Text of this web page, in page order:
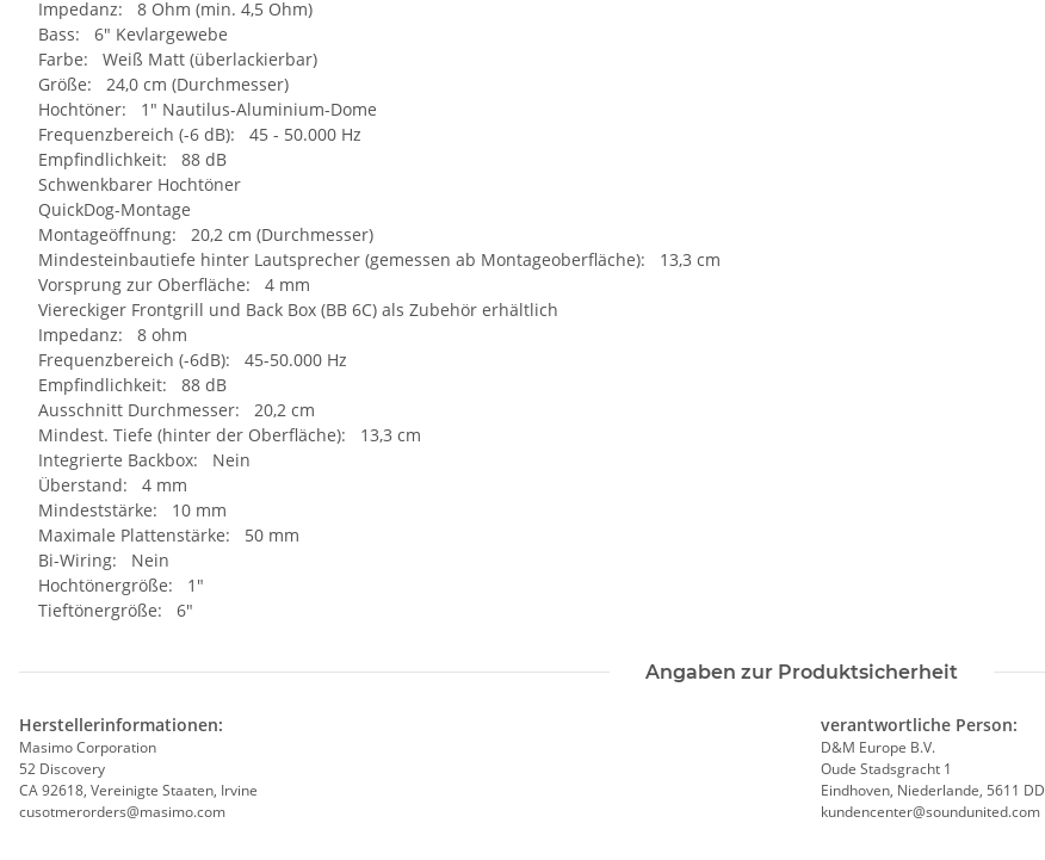
Impedanz: 8 Ohm (min. 4,5 Ohm)
Bass: 6" Kevlargewebe
Farbe: Weiß Matt (überlackierbar)
Größe: 24,0 cm (Durchmesser)
Hochtöner: 1" Nautilus-Aluminium-Dome
Frequenzbereich (-6 dB): 45 - 50.000 Hz
Empfindlichkeit: 88 dB
Schwenkbarer Hochtöner
QuickDog-Montage
Montageöffnung: 20,2 cm (Durchmesser)
Mindesteinbautiefe hinter Lautsprecher (gemessen ab Montageoberfläche): 13,3 cm
Vorsprung zur Oberfläche: 4 mm
Viereckiger Frontgrill und Back Box (BB 6C) als Zubehör erhältlich
Impedanz: 8 ohm
Frequenzbereich (-6dB): 45-50.000 Hz
Empfindlichkeit: 88 dB
Ausschnitt Durchmesser: 20,2 cm
Mindest. Tiefe (hinter der Oberfläche): 13,3 cm
Integrierte Backbox: Nein
Überstand: 4 mm
Mindeststärke: 10 mm
Maximale Plattenstärke: 50 mm
Bi-Wiring: Nein
Hochtönergröße: 1"
Tieftönergröße: 6"
Angaben zur Produktsicherheit
Herstellerinformationen:
Masimo Corporation
52 Discovery
CA 92618, Vereinigte Staaten, Irvine
cusotmerorders@masimo.com
verantwortliche Person:
D&M Europe B.V.
Oude Stadsgracht 1
Eindhoven, Niederlande, 5611 DD
kundencenter@soundunited.com